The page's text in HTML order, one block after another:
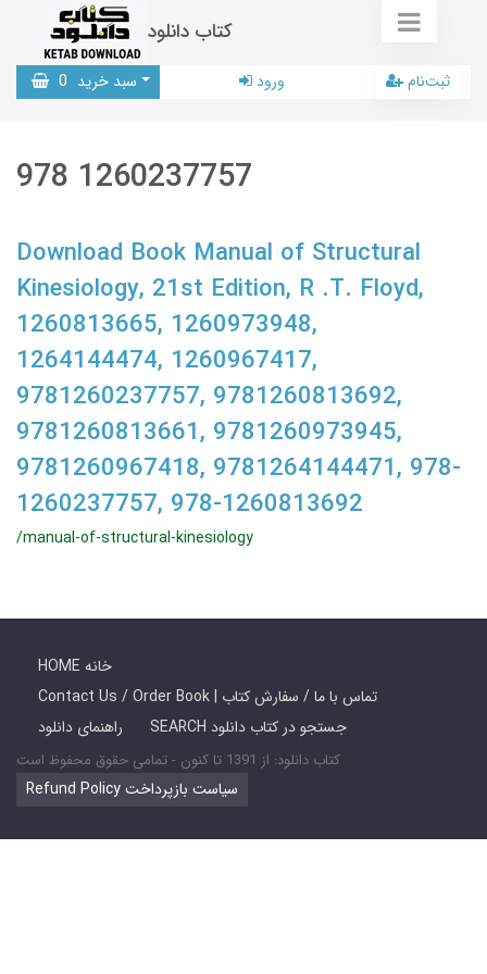
کتاب دانلود
سبد خرید 0 ورود ثبت‌نام
978 1260237757
Download Book Manual of Structural
Kinesiology, 21st Edition, R .T. Floyd,
1260813665, 1260973948,
1264144474, 1260967417,
9781260237757, 9781260813692,
9781260813661, 9781260973945,
9781260967418, 9781264144471, 978-
1260237757, 978-1260813692
/manual-of-structural-kinesiology
HOME خانه
Contact Us / Order Book | تماس با ما / سفارش کتاب
راهنمای دانلود
SEARCH جستجو در کتاب دانلود
کتاب دانلود: از 1391 تا کنون - تمامی حقوق محفوظ است
Refund Policy سیاست بازپرداخت